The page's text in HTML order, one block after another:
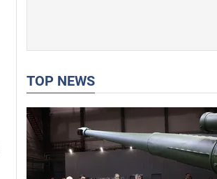
TOP NEWS